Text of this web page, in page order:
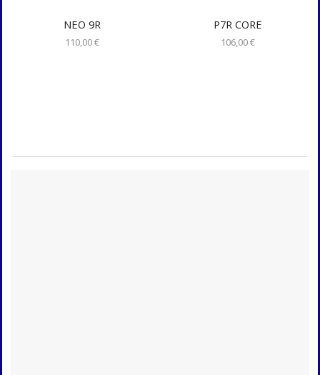
NEO 9R
110,00€
P7R CORE
106,00€